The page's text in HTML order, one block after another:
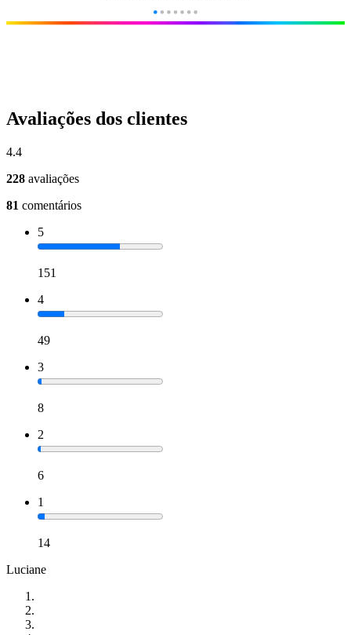
Avaliações dos clientes
4.4
228 avaliações
81 comentários
5
151
4
49
3
8
2
6
1
14
Luciane